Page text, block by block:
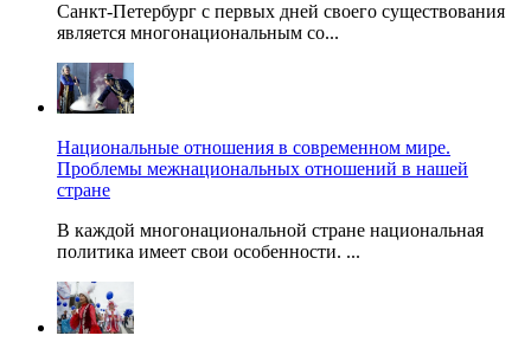
Санкт-Петербург с первых дней своего существования
является многонациональным со...
Национальные отношения в современном мире.
Проблемы межнациональных отношений в нашей
стране
В каждой многонациональной стране национальная
политика имеет свои особенности. ...